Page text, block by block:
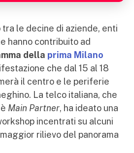
tra le decine di aziende, enti
hanno contribuito ad
della prima Milano
che dal 15 al 18
il centro e le periferie
La telco italiana, che
Main Partner, ha ideato una
incentrati su alcuni
rilievo del panorama